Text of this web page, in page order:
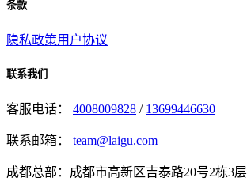
条款
隐私政策用户协议
联系我们
客服电话： 4008009828 / 13699446630
联系邮箱： team@laigu.com
成都总部：成都市高新区吉泰路20号2栋3层